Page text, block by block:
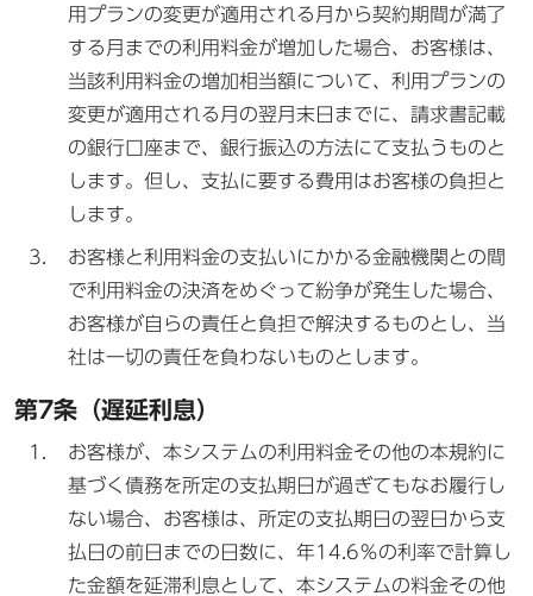
用プランの変更が適用される月から契約期間が満了
する月までの利用料金が増加した場合、お客様は、
当該利用料金の増加相当額について、利用プランの
変更が適用される月の翌月末日までに、請求書記載
の銀行口座まで、銀行振込の方法にて支払うものと
します。但し、支払に要する費用はお客様の負担と
します。
お客様と利用料金の支払いにかかる金融機関との間
で利用料金の決済をめぐって紛争が発生した場合、
お客様が自らの責任と負担で解決するものとし、当
社は一切の責任を負わないものとします。
第7条（遅延利息）
お客様が、本システムの利用料金その他の本規約に
基づく債務を所定の支払期日が過ぎてもなお履行し
ない場合、お客様は、所定の支払期日の翌日から支
払日の前日までの日数に、年14.6％の利率で計算し
た金額を延滞利息として、本システムの料金その他